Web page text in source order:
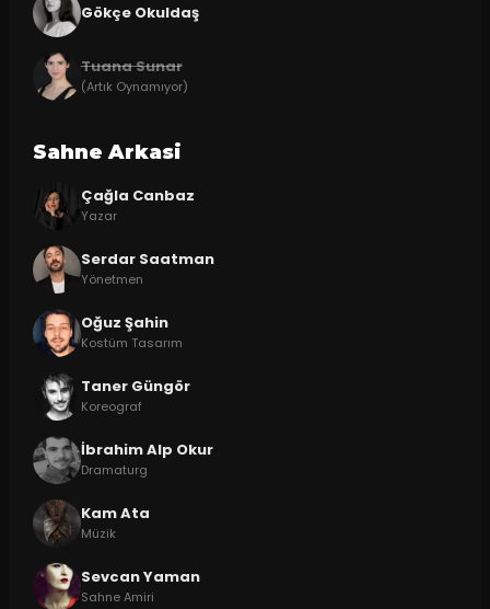
Gökçe Okuldaş
Tuana Sunar
(Artık Oynamıyor)
Sahne Arkasi
Çağla Canbaz
Yazar
Serdar Saatman
Yönetmen
Oğuz Şahin
Kostüm Tasarım
Taner Güngör
Koreograf
İbrahim Alp Okur
Dramaturg
Kam Ata
Müzik
Sevcan Yaman
Sahne Amiri